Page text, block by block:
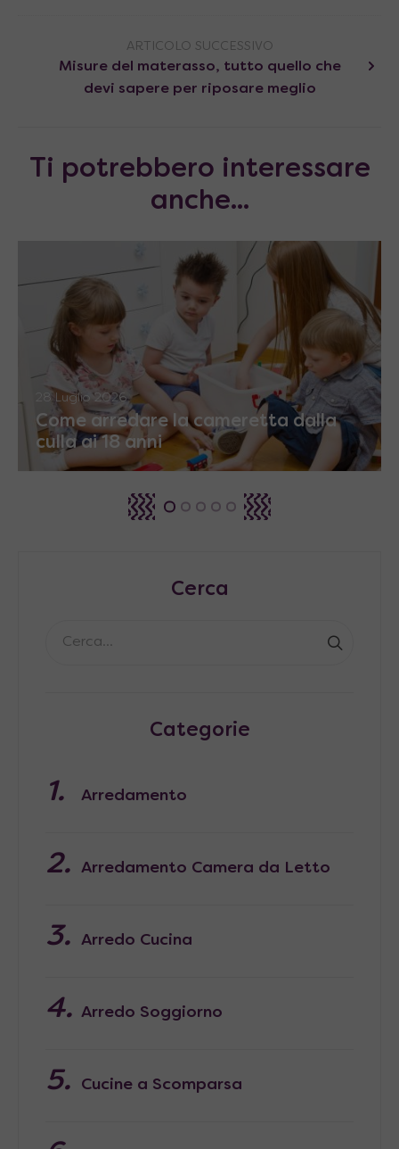
ARTICOLO SUCCESSIVO
Misure del materasso, tutto quello che
devi sapere per riposare meglio
Ti potrebbero interessare
anche...
28 Luglio 2026
Come arredare la cameretta dalla
culla ai 18 anni
Cerca
Categorie
Arredamento
Arredamento Camera da Letto
Arredo Cucina
Arredo Soggiorno
Cucine a Scomparsa